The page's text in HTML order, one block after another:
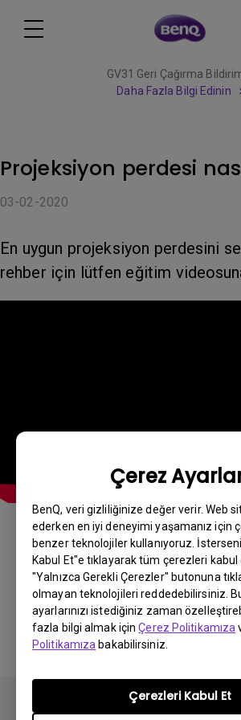
Çerez
BenQ, veri gizliliğinize değer verir. Web
ederken en iyi deneyimi yaşamanız için
benzer teknolojiler kullanıyoruz.
Kabul Et"e tıklayarak tüm çerezleri kabul
"Yalnızca Gerekli Çerezler" butonuna
olmayan teknolojileri reddedebilirsiniz.
ayarlarınızı istediğiniz zaman
fazla bilgi almak içinÇerez Politikamıza
Politikamıza bakabilirsiniz.
Çerezleri Kabul Et
GV31 Geri Çağırma
Daha Fazla Bilgi Edinin
Projeksiyon perdesi
03-02-2020
En uygun projeksiyon perdesini
rehber için lütfen eğitim
Bu bilgi yardımcı
Evet Hayır